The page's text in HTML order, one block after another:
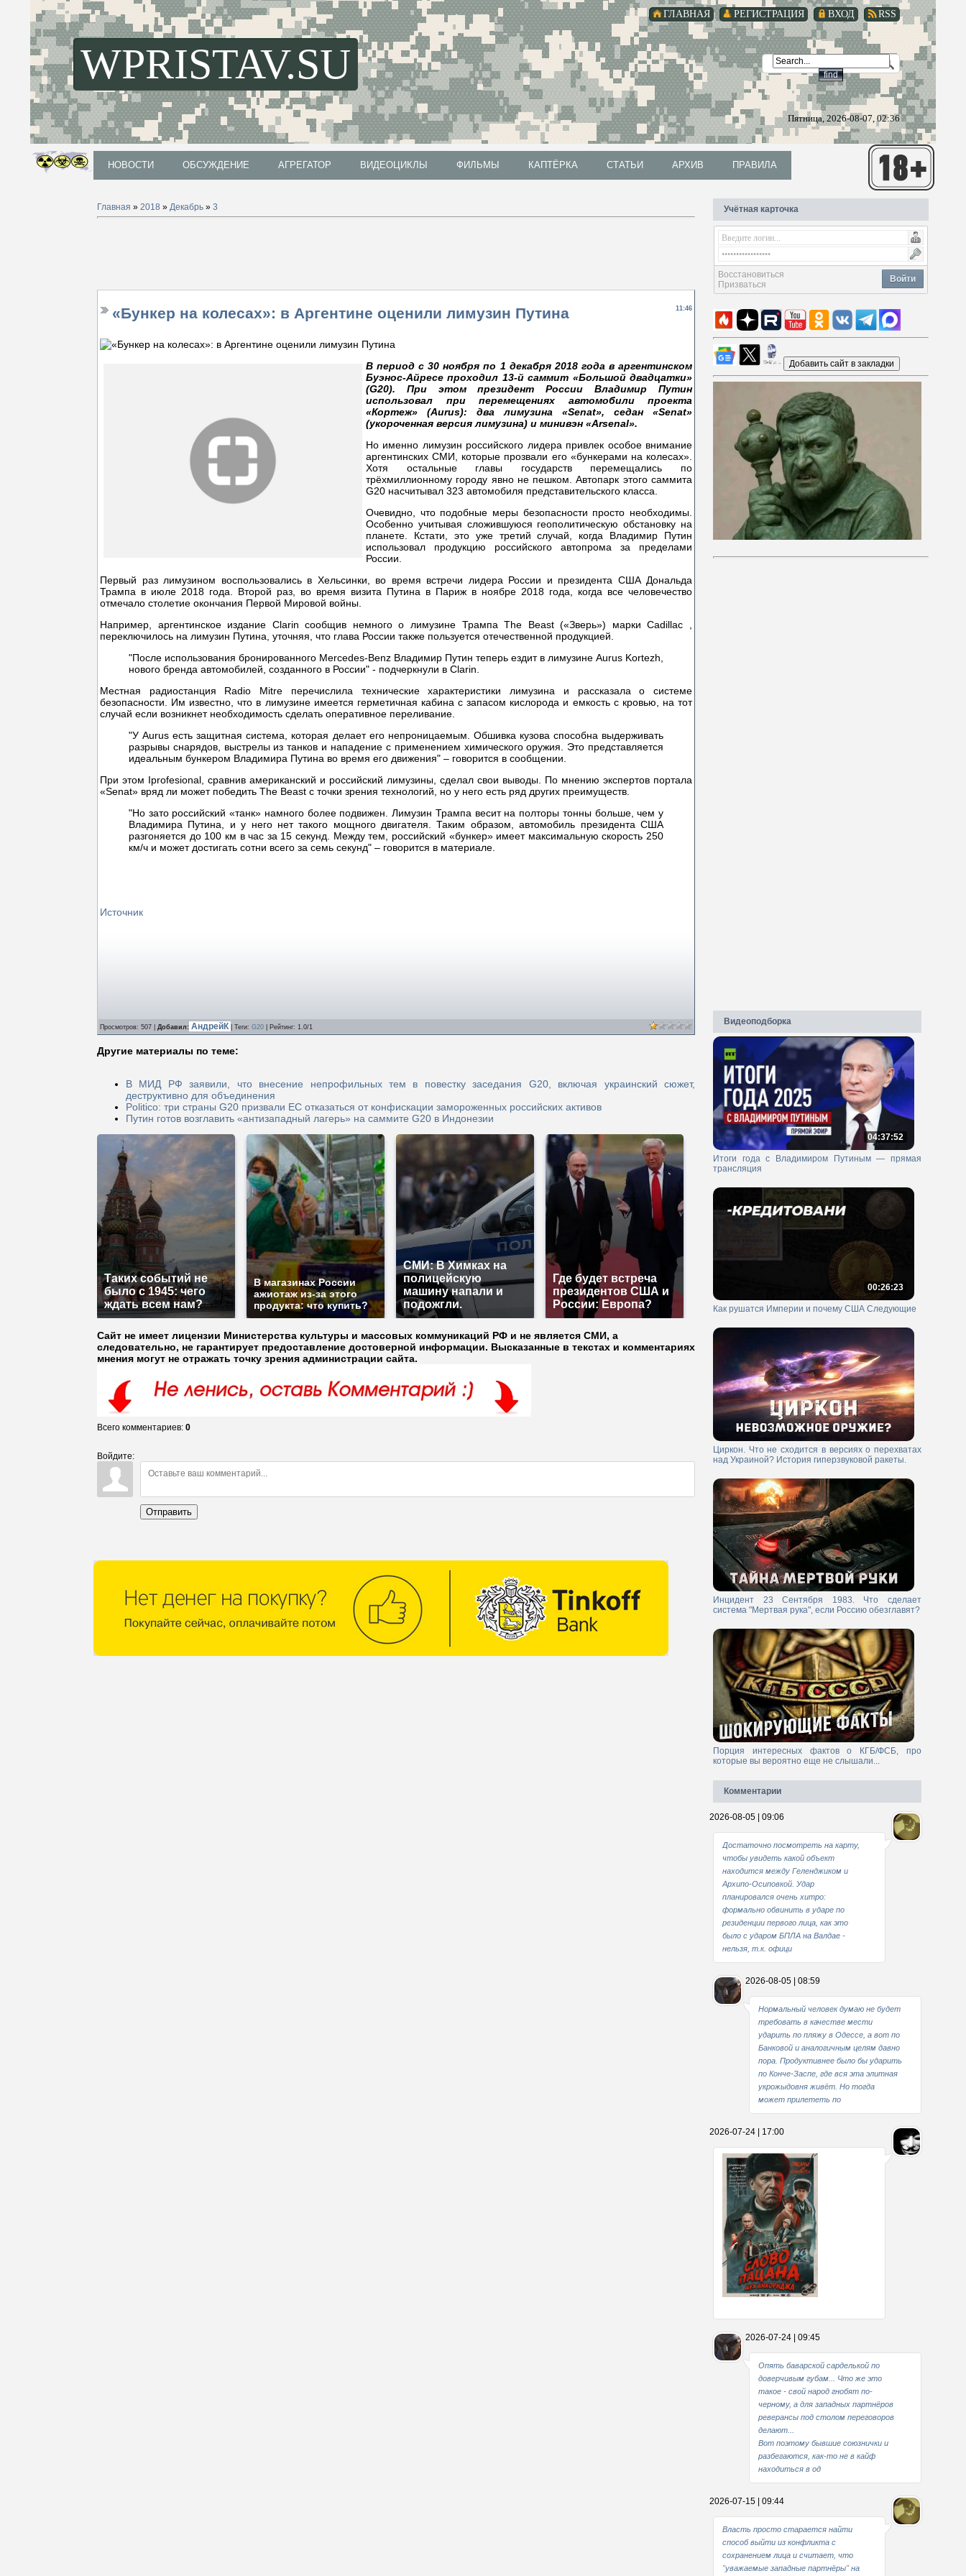
RSS
ВХОД
РЕГИСТРАЦИЯ
ГЛАВНАЯ
WPRISTAV.SU
Пятница, 2026-08-07, 02:36
НОВОСТИ ОБСУЖДЕНИЕ АГРЕГАТОР ВИДЕОЦИКЛЫ ФИЛЬМЫ КАПТЁРКА СТАТЬИ АРХИВ ПРАВИЛА
Главная » 2018 » Декабрь » 3
11:46
«Бункер на колесах»: в Аргентине оценили лимузин Путина
В период с 30 ноября по 1 декабря 2018 года в аргентинском
Буэнос-Айресе проходил 13-й саммит «Большой двадцатки»
(G20). При этом президент России Владимир Путин
использовал при перемещениях автомобили проекта
«Кортеж» (Aurus): два лимузина «Senat», седан «Senat»
(укороченная версия лимузина) и минивэн «Arsenal».
Но именно лимузин российского лидера привлек особое внимание
аргентинских СМИ, которые прозвали его «бункерами на колесах».
Хотя остальные главы государств перемещались по
трёхмиллионному городу явно не пешком. Автопарк этого саммита
G20 насчитывал 323 автомобиля представительского класса.
Очевидно, что подобные меры безопасности просто необходимы.
Особенно учитывая сложившуюся геополитическую обстановку на
планете. Кстати, это уже третий случай, когда Владимир Путин
использовал продукцию российского автопрома за пределами
России.
Первый раз лимузином воспользовались в Хельсинки, во время встречи лидера России и президента США Дональда
Трампа в июле 2018 года. Второй раз, во время визита Путина в Париж в ноябре 2018 года, когда все человечество
отмечало столетие окончания Первой Мировой войны.
Например, аргентинское издание Clarin сообщив немного о лимузине Трампа The Beast («Зверь») марки Cadillac ,
переключилось на лимузин Путина, уточняя, что глава России также пользуется отечественной продукцией.
"После использования бронированного Mercedes-Benz Владимир Путин теперь ездит в лимузине Aurus Kortezh,
нового бренда автомобилей, созданного в России" - подчеркнули в Clarin.
Местная радиостанция Radio Mitre перечислила технические характеристики лимузина и рассказала о системе
безопасности. Им известно, что в лимузине имеется герметичная кабина с запасом кислорода и емкость с кровью, на тот
случай если возникнет необходимость сделать оперативное переливание.
"У Aurus есть защитная система, которая делает его непроницаемым. Обшивка кузова способна выдерживать
разрывы снарядов, выстрелы из танков и нападение с применением химического оружия. Это представляется
идеальным бункером Владимира Путина во время его движения" – говорится в сообщении.
При этом Iprofesional, сравнив американский и российский лимузины, сделал свои выводы. По мнению экспертов портала
«Senat» вряд ли может победить The Beast с точки зрения технологий, но у него есть ряд других преимуществ.
"Но зато российский «танк» намного более подвижен. Лимузин Трампа весит на полторы тонны больше, чем у
Владимира Путина, и у него нет такого мощного двигателя. Таким образом, автомобиль президента США
разгоняется до 100 км в час за 15 секунд. Между тем, российский «бункер» имеет максимальную скорость 250
км/ч и может достигать сотни всего за семь секунд" – говорится в материале.
Источник
Просмотров: 507 | Добавил: АндрейК Теги: G20 Рейтинг: 1.0/1
Другие материалы по теме:
В МИД РФ заявили, что внесение непрофильных тем в повестку заседания G20, включая украинский сюжет,
деструктивно для объединения
Politico: три страны G20 призвали ЕС отказаться от конфискации замороженных российских активов
Путин готов возглавить «антизападный лагерь» на саммите G20 в Индонезии
Таких событий не
было с 1945: чего
ждать всем нам?
В магазинах России
ажиотаж из-за этого
продукта: что купить?
СМИ: В Химках на
полицейскую
машину напали и
подожгли.
Где будет встреча
президентов США и
России: Европа?
Сайт не имеет лицензии Министерства культуры и массовых коммуникаций РФ и не является СМИ, а
следовательно, не гарантирует предоставление достоверной информации. Высказанные в текстах и комментариях
мнения могут не отражать точку зрения администрации сайта.
Всего комментариев: 0
Войдите:
Отправить
Учётная карточка
Войти
Восстановиться
Призваться
Видеоподборка
04:37:52
Итоги года с Владимиром Путиным — прямая
трансляция
00:26:23
Как рушатся Империи и почему США Следующие
Циркон. Что не сходится в версиях о перехватах
над Украиной? История гиперзвуковой ракеты.
Инцидент 23 Сентября 1983. Что сделает
система "Мертвая рука", если Россию обезглавят?
Порция интересных фактов о КГБ/ФСБ, про
которые вы вероятно еще не слышали...
Комментарии
2026-08-05 | 09:06
Достаточно посмотреть на карту,
чтобы увидеть какой объект
находится между Геленджиком и
Архипо-Осиповкой. Удар
планировался очень хитро:
формально обвинить в ударе по
резиденции первого лица, как это
было с ударом БПЛА на Валдае -
нельзя, т.к. офици
2026-08-05 | 08:59
Нормальный человек думаю не будет
требовать в качестве мести
ударить по пляжу в Одессе, а вот по
Банковой и аналогичным целям давно
пора. Продуктивнее было бы ударить
по Конче-Заспе, где вся эта элитная
укрожыдовня живёт. Но тогда
может прилететь по
2026-07-24 | 17:00
В свое время
2026-07-24 | 09:45
Опять баварской сарделькой по
доверчивым губам... Что же это
такое - свой народ гнобят по-
черному, а для западных партнёров
реверансы под столом переговоров
делают...
Вот поэтому бывшие союзнички и
разбегаются, как-то не в кайф
находиться в од
2026-07-15 | 09:44
Власть просто старается найти
способ выйти из конфликта с
сохранением лица и считает, что
"уважаемые западные партнёры" на